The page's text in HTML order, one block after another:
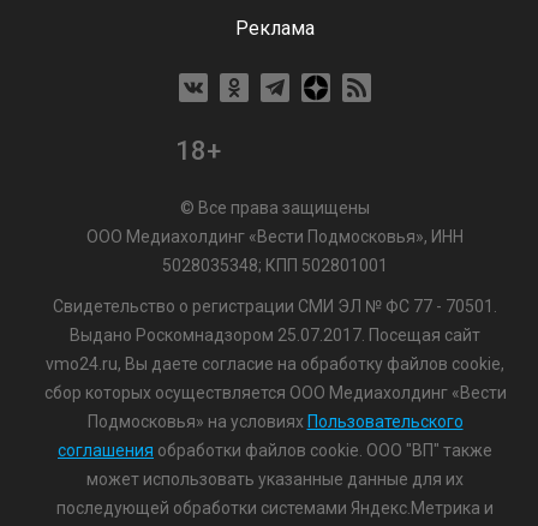
Реклама
18+
© Все права защищены
ООО Медиахолдинг «Вести Подмосковья», ИНН
5028035348; КПП 502801001
Свидетельство о регистрации СМИ ЭЛ № ФС 77 - 70501.
Выдано Роскомнадзором 25.07.2017. Посещая сайт
vmo24.ru, Вы даете согласие на обработку файлов cookie,
сбор которых осуществляется ООО Медиахолдинг «Вести
Подмосковья» на условиях Пользовательского
соглашения обработки файлов cookie. ООО "ВП" также
может использовать указанные данные для их
последующей обработки системами Яндекс.Метрика и